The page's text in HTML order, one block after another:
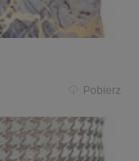
Pobierz